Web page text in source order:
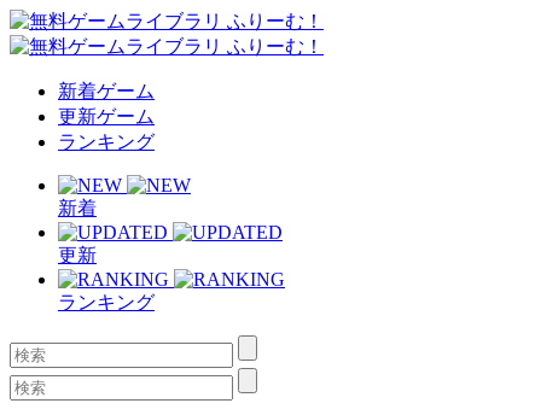
新着ゲーム
更新ゲーム
ランキング
新着
更新
ランキング